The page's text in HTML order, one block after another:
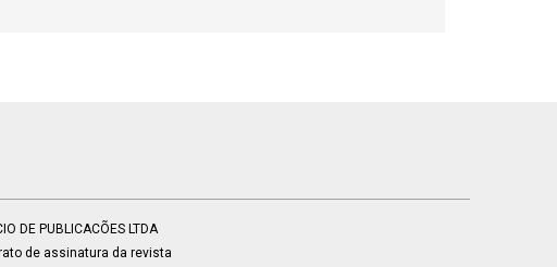
DE PUBLICACÕES LTDA
de assinatura da revista